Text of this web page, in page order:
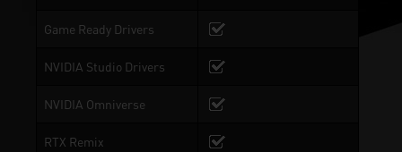
Game Ready Drivers
NVIDIA Studio Drivers
NVIDIA Omniverse
RTX Remix